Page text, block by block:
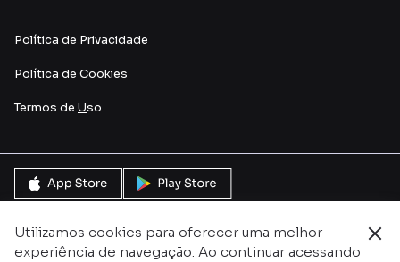
Utilizamos cookies para oferecer uma melhor
experiência de navegação. Ao continuar acessando
Política de Privacidade
Política de Cookies
Termos de Uso